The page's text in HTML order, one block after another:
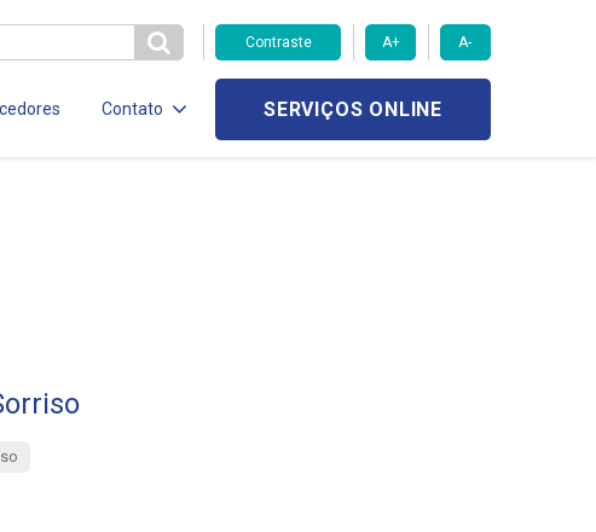
Contraste A+ A-
Contato SERVIÇOS ONLINE